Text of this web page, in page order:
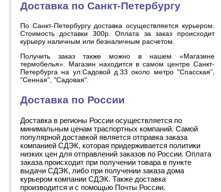
Доставка по Санкт-Петербургу
По Санкт-Петербургу доставка осуществляется курьером.
Стоимость доставки 300р. Оплата за заказ происходит
курьеру наличным или безналичным расчетом.
Получить заказ также можно в нашем «Магазине
термобелья». Магазин находится в самом центре Санкт-
Петербурга на ул.Садовой д.33 около метро "Спасская",
"Сенная", "Садовая".
Доставка по России
Доставка в регионы России осуществляется по
минимальным ценам траспортных компаний. Самой
популярной доставкой является отправка заказа
компанией СДЭК, которая придерживается политики
низких цен для отправлений заказов по России. Оплата
заказа происходит при получении товара в пункте
выдачи СДЭК, либо при получении заказа дома
курьером компании СДЭК. Также доставка
производится и с помощью Почты России.